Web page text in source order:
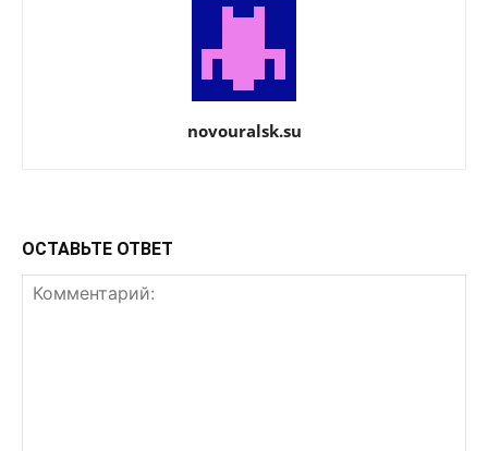
novouralsk.su
ОСТАВЬТЕ ОТВЕТ